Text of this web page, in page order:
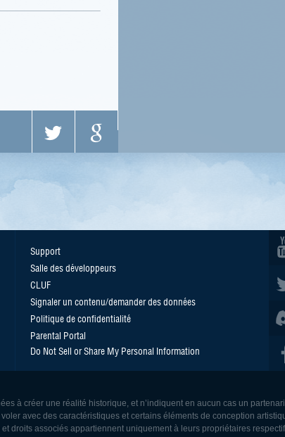
Support
Salle des développeurs
CLUF
Signaler un contenu/demander des données
Politique de confidentialité
Parental Portal
Do Not Sell or Share My Personal Information
à créer une réalité historique, et n’indiquent en aucun cas un
avec des caractéristiques et certains éléments de conception
droits associés appartiennent uniquement à leurs propriétaires